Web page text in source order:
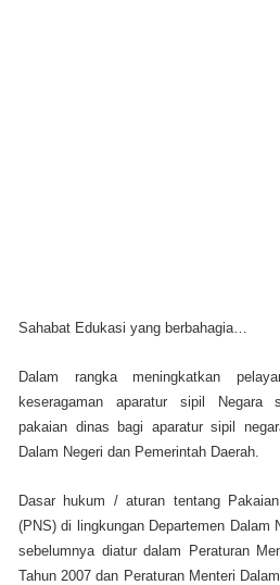
Sahabat Edukasi yang berbahagia…
Dalam rangka meningkatkan
keseragaman aparatur sipil Negara
pakaian dinas bagi aparatur sipil
Dalam Negeri dan Pemerintah Daerah.
Dasar hukum / aturan tentang
(PNS) di lingkungan Departemen Dalam
sebelumnya diatur dalam Peraturan
Tahun 2007 dan Peraturan Menteri